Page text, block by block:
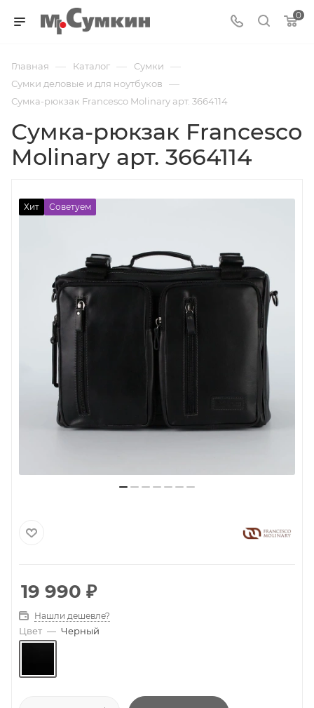
0
Главная — Каталог — Cумки —
Сумки деловые и для ноутбуков —
Сумка-рюкзак Francesco Molinary арт. 3664114
Сумка-рюкзак Francesco
Molinary арт. 3664114
Хит Советуем
19 990 ₽
Нашли дешевле?
Цвет — Черный